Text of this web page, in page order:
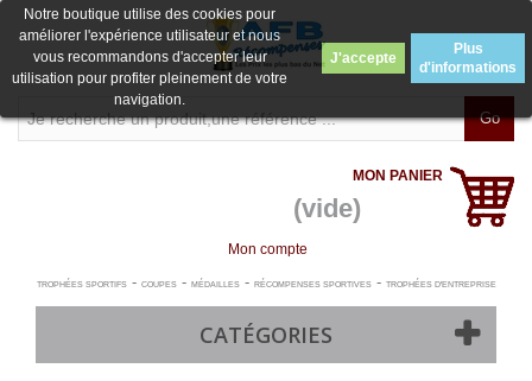
Go
MON PANIER
(vide)
Mon compte
TROPHÉES SPORTIFS- COUPES- MÉDAILLES- RÉCOMPENSES SPORTIVES- TROPHÉES D'ENTREPRISE
CATÉGORIES
Notre boutique utilise des cookies pour
améliorer l'expérience utilisateur et nous
vous recommandons d'accepter leur
utilisation pour profiter pleinement de votre
navigation.
J'accepte
Plus
d'informations